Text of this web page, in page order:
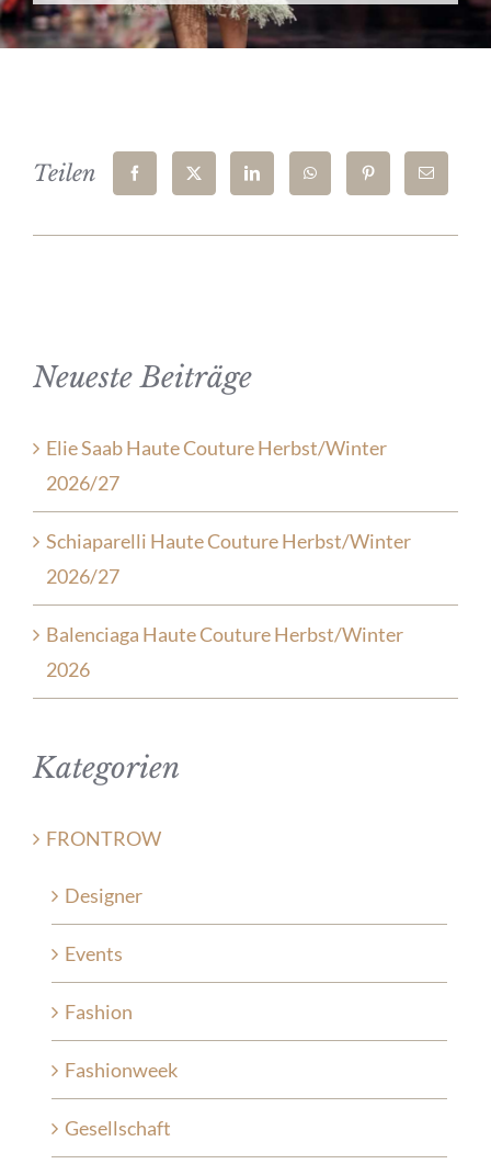
Teilen
Neueste Beiträge
Elie Saab Haute Couture Herbst/Winter
2026/27
Schiaparelli Haute Couture Herbst/Winter
2026/27
Balenciaga Haute Couture Herbst/Winter
2026
Kategorien
FRONTROW
Designer
Events
Fashion
Fashionweek
Gesellschaft